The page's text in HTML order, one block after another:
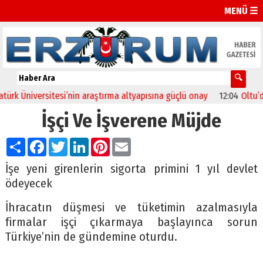
MENÜ ☰
araştırma altyapısına güçlü onay 12:04 Oltu’da
İşçi Ve İşverene Müjde
PaylaşFacebook
TwitterLinkedIn
Pinterest
Email
İşe yeni girenlerin sigorta primini 1 yıl devlet
ödeyecek
İhracatın düşmesi ve tüketimin azalmasıyla
firmalar işçi çıkarmaya başlayınca sorun
Türkiye’nin de gündemine oturdu.